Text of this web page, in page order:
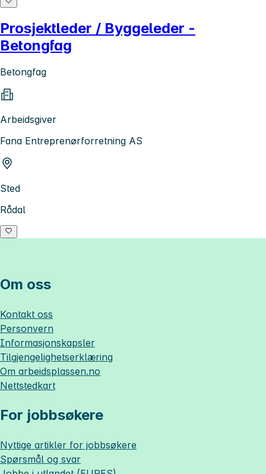
Prosjektleder / Byggeleder -
Betongfag
Betongfag
Arbeidsgiver
Fana Entreprenørforretning AS
Sted
Rådal
Om oss
Kontakt oss
Personvern
Informasjonskapsler
Tilgjengelighetserklæring
Om arbeidsplassen.no
Nettstedkart
For jobbsøkere
Nyttige artikler for jobbsøkere
Spørsmål og svar